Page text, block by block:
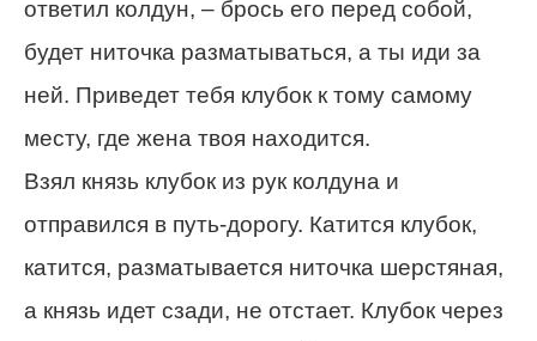
ответил колдун, – брось его перед собой,
будет ниточка разматываться, а ты иди за
ней. Приведет тебя клубок к тому самому
месту, где жена твоя находится.
Взял князь клубок из рук колдуна и
отправился в путь-дорогу. Катится клубок,
катится, разматывается ниточка шерстяная,
а князь идет сзади, не отстает. Клубок через